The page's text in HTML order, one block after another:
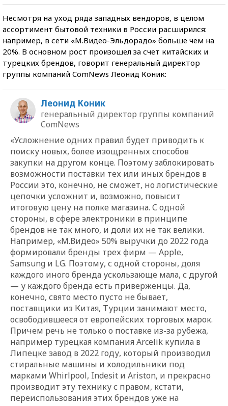
Несмотря на уход ряда западных вендоров, в целом
ассортимент бытовой техники в России расширился:
например, в сети «М.Видео-Эльдорадо» больше чем на
20%. В основном рост произошел за счет китайских и
турецких брендов, говорит генеральный директор
группы компаний ComNews Леонид Коник:
Леонид Коник
генеральный директор группы компаний
ComNews
«Усложнение одних правил будет приводить к
поиску новых, более изощренных способов
закупки на другом конце. Поэтому заблокировать
возможности поставки тех или иных брендов в
России это, конечно, не сможет, но логистические
цепочки усложнит и, возможно, повысит
итоговую цену на полке магазина. С одной
стороны, в сфере электроники в принципе
брендов не так много, и доли их не так велики.
Например, «М.Видео» 50% выручки до 2022 года
формировали бренды трех фирм — Apple,
Samsung и LG. Поэтому, с одной стороны, доля
каждого иного бренда ускользающе мала, с другой
— у каждого бренда есть приверженцы. Да,
конечно, свято место пусто не бывает,
поставщики из Китая, Турции занимают место,
освободившееся от европейских торговых марок.
Причем речь не только о поставке из-за рубежа,
например турецкая компания Arcelik купила в
Липецке завод в 2022 году, который производил
стиральные машины и холодильники под
марками Whirlpool, Indesit и Ariston, и прекрасно
производит эту технику с правом, кстати,
переиспользования этих брендов уже на